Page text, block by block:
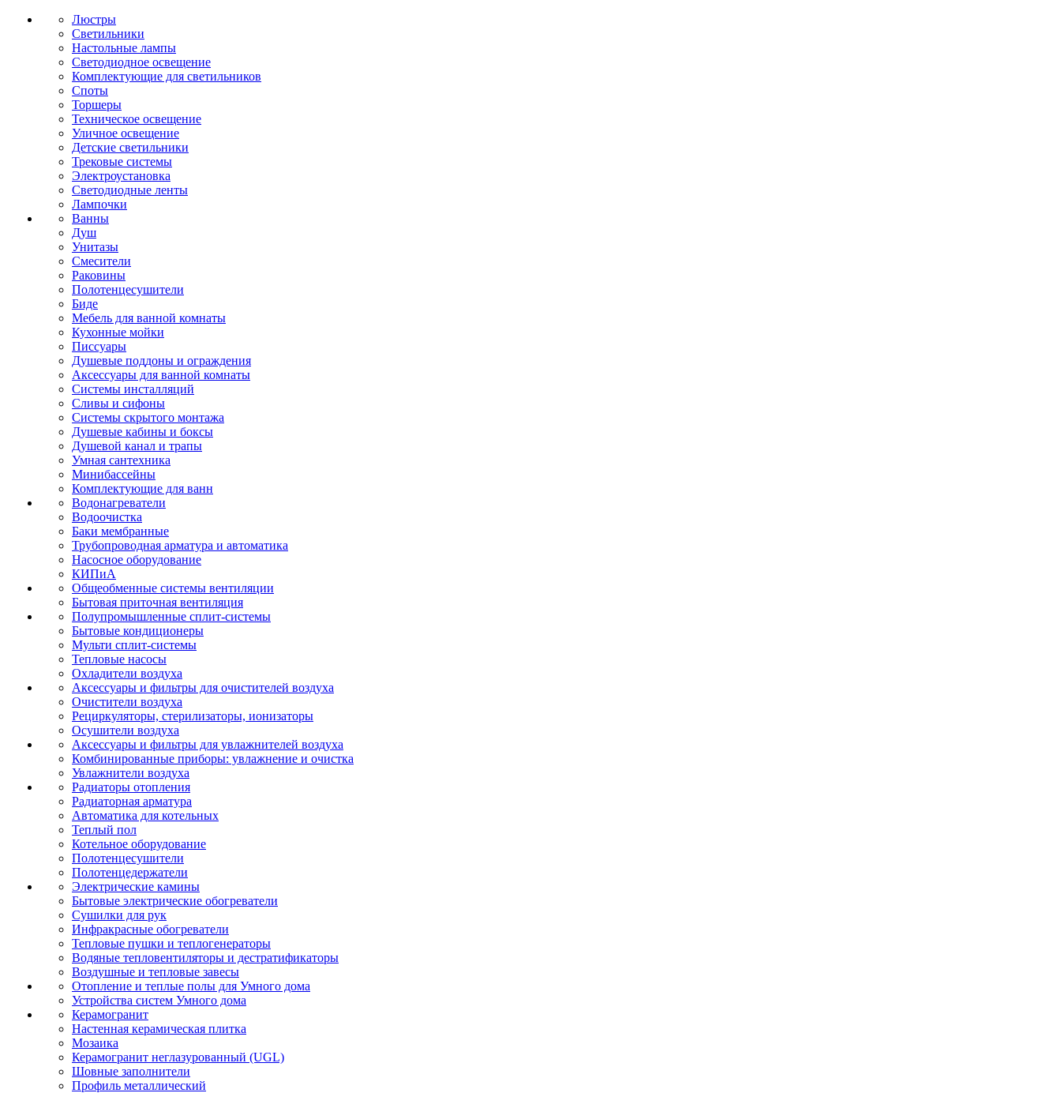
Люстры
Светильники
Настольные лампы
Светодиодное освещение
Комплектующие для светильников
Споты
Торшеры
Техническое освещение
Уличное освещение
Детские светильники
Трековые системы
Электроустановка
Светодиодные ленты
Лампочки
Ванны
Душ
Унитазы
Смесители
Раковины
Полотенцесушители
Биде
Мебель для ванной комнаты
Кухонные мойки
Писсуары
Душевые поддоны и ограждения
Аксессуары для ванной комнаты
Системы инсталляций
Сливы и сифоны
Системы скрытого монтажа
Душевые кабины и боксы
Душевой канал и трапы
Умная сантехника
Минибассейны
Комплектующие для ванн
Водонагреватели
Водоочистка
Баки мембранные
Трубопроводная арматура и автоматика
Насосное оборудование
КИПиА
Общеобменные системы вентиляции
Бытовая приточная вентиляция
Полупромышленные сплит-системы
Бытовые кондиционеры
Мульти сплит-системы
Тепловые насосы
Охладители воздуха
Аксессуары и фильтры для очистителей воздуха
Очистители воздуха
Рециркуляторы, стерилизаторы, ионизаторы
Осушители воздуха
Аксессуары и фильтры для увлажнителей воздуха
Комбинированные приборы: увлажнение и очистка
Увлажнители воздуха
Радиаторы отопления
Радиаторная арматура
Автоматика для котельных
Теплый пол
Котельное оборудование
Полотенцесушители
Полотенцедержатели
Электрические камины
Бытовые электрические обогреватели
Сушилки для рук
Инфракрасные обогреватели
Тепловые пушки и теплогенераторы
Водяные тепловентиляторы и дестратификаторы
Воздушные и тепловые завесы
Отопление и теплые полы для Умного дома
Устройства систем Умного дома
Керамогранит
Настенная керамическая плитка
Мозаика
Керамогранит неглазурованный (UGL)
Шовные заполнители
Профиль металлический